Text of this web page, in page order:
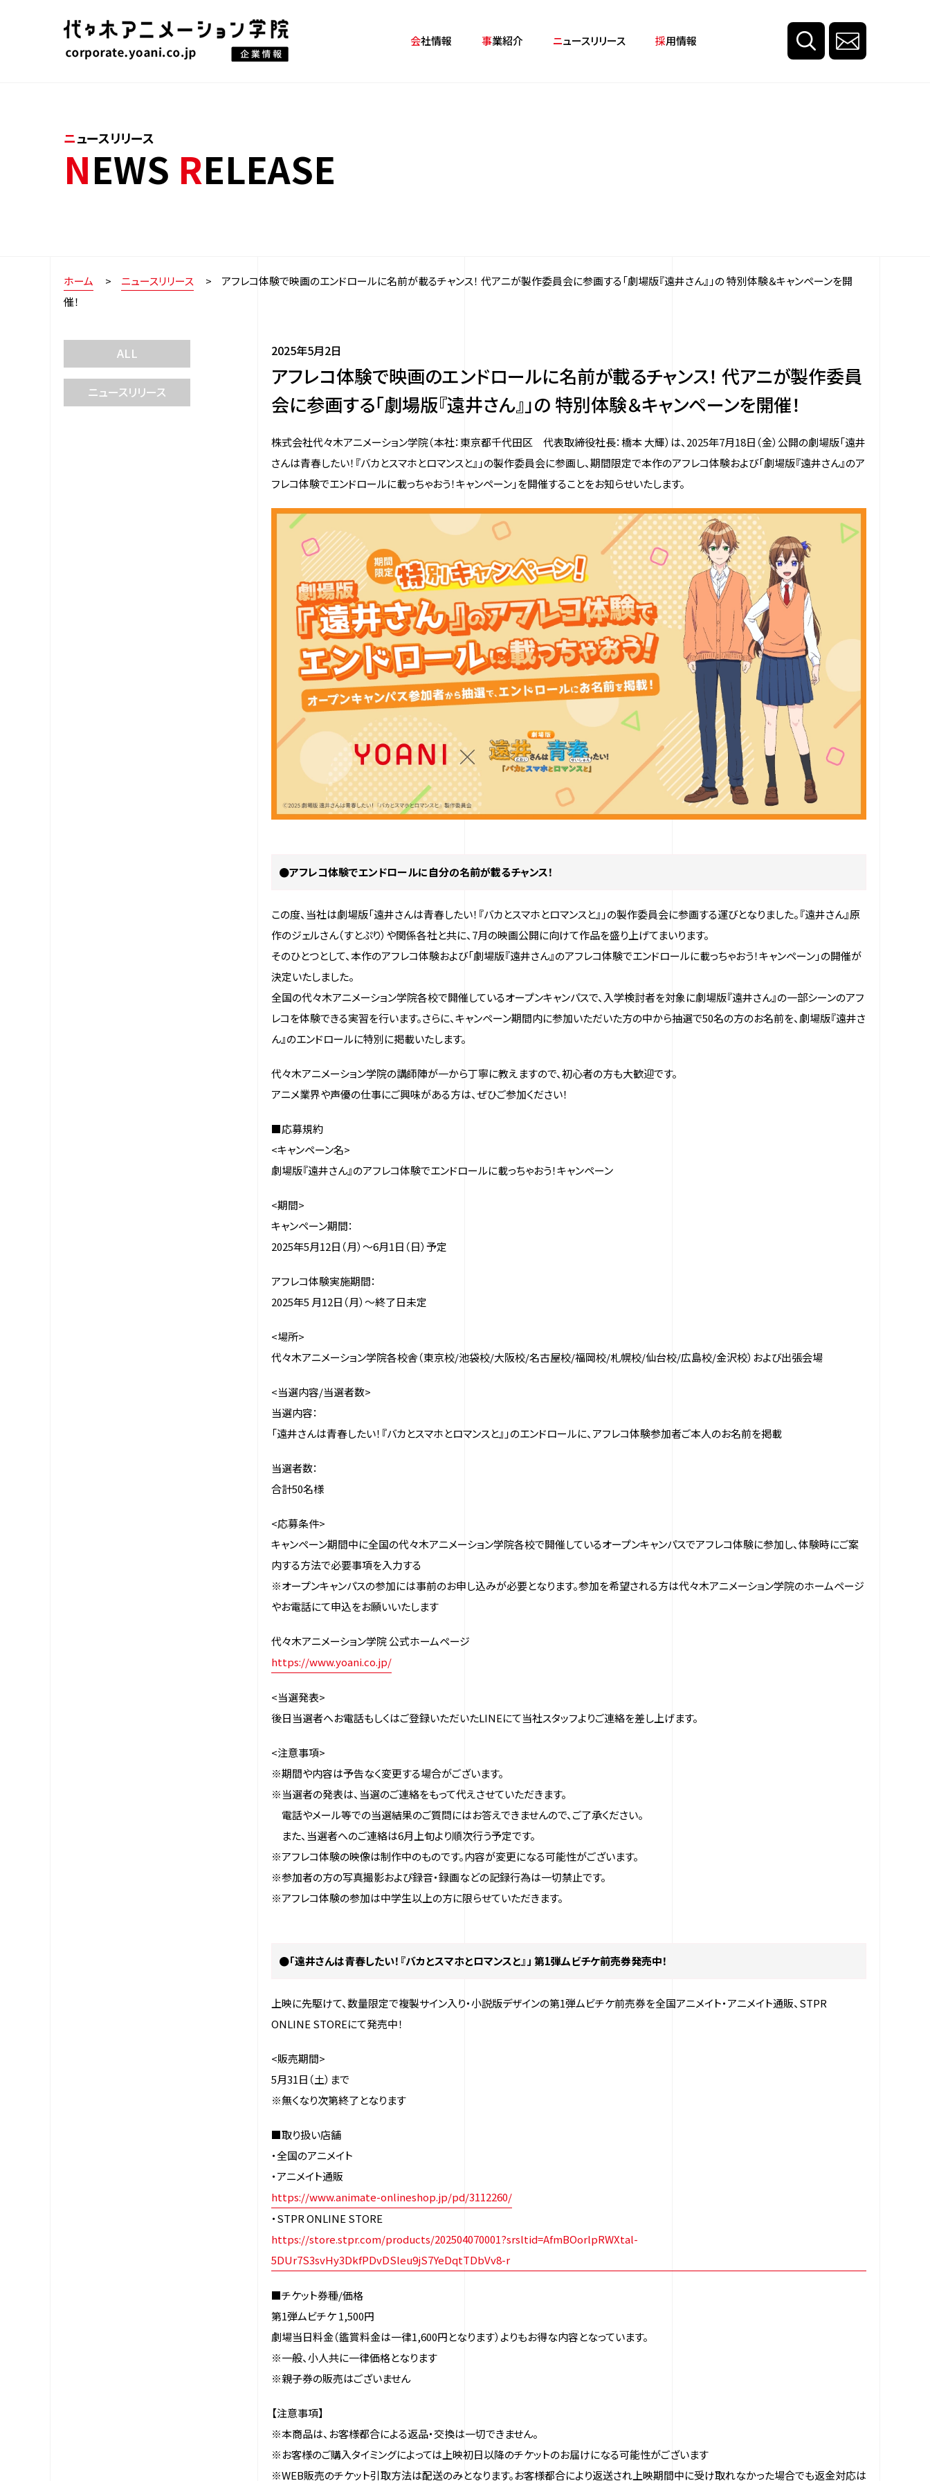
会社情報 事業紹介 ニュースリリース 採用情報
ニュースリリース
NEWS RELEASE
ホーム ニュースリリース
アフレコ体験で映画のエンドロールに名前が載るチャンス！ 代アニが製作委員会に参画する「劇場版『遠井さん』」の 特別体験＆キャンペーンを開
催！
ALL
ニュースリリース
2025年5月2日
アフレコ体験で映画のエンドロールに名前が載るチャンス！ 代アニが製作委員
会に参画する「劇場版『遠井さん』」の 特別体験＆キャンペーンを開催！
株式会社代々木アニメーション学院（本社：東京都千代田区 代表取締役社長：橋本 大輝）は、2025年7月18日（金）公開の劇場版「遠井
さんは青春したい！『バカとスマホとロマンスと』」の製作委員会に参画し、期間限定で本作のアフレコ体験および「劇場版『遠井さん』のア
フレコ体験でエンドロールに載っちゃおう！キャンペーン」を開催することをお知らせいたします。
●アフレコ体験でエンドロールに自分の名前が載るチャンス！
この度、当社は劇場版「遠井さんは青春したい！『バカとスマホとロマンスと』」の製作委員会に参画する運びとなりました。『遠井さん』原
作のジェルさん（すとぷり）や関係各社と共に、7月の映画公開に向けて作品を盛り上げてまいります。
そのひとつとして、本作のアフレコ体験および「劇場版『遠井さん』のアフレコ体験でエンドロールに載っちゃおう！キャンペーン」の開催が
決定いたしました。
全国の代々木アニメーション学院各校で開催しているオープンキャンパスで、入学検討者を対象に劇場版『遠井さん』の一部シーンのアフ
レコを体験できる実習を行います。さらに、キャンペーン期間内に参加いただいた方の中から抽選で50名の方のお名前を、劇場版『遠井さ
ん』のエンドロールに特別に掲載いたします。
代々木アニメーション学院の講師陣が一から丁寧に教えますので、初心者の方も大歓迎です。
アニメ業界や声優の仕事にご興味がある方は、ぜひご参加ください！
■応募規約
<キャンペーン名>
劇場版『遠井さん』のアフレコ体験でエンドロールに載っちゃおう！キャンペーン
<期間>
キャンペーン期間：
2025年5月12日（月）～6月1日（日）予定
アフレコ体験実施期間：
2025年5 月12日（月）～終了日未定
<場所>
代々木アニメーション学院各校舎（東京校/池袋校/大阪校/名古屋校/福岡校/札幌校/仙台校/広島校/金沢校）および出張会場
<当選内容/当選者数>
当選内容：
「遠井さんは青春したい！『バカとスマホとロマンスと』」のエンドロールに、アフレコ体験参加者ご本人のお名前を掲載
当選者数：
合計50名様
<応募条件>
キャンペーン期間中に全国の代々木アニメーション学院各校で開催しているオープンキャンパスでアフレコ体験に参加し、体験時にご案
内する方法で必要事項を入力する
※オープンキャンパスの参加には事前のお申し込みが必要となります。参加を希望される⽅は代々⽊アニメーション学院のホームページ
やお電話にて申込をお願いいたします
代々木アニメーション学院 公式ホームページ
https://www.yoani.co.jp/
<当選発表>
後日当選者へお電話もしくはご登録いただいたLINEにて当社スタッフよりご連絡を差し上げます。
<注意事項>
※期間や内容は予告なく変更する場合がございます。
※当選者の発表は、当選のご連絡をもって代えさせていただきます。
電話やメール等での当選結果のご質問にはお答えできませんので、ご了承ください。
また、当選者へのご連絡は6月上旬より順次行う予定です。
※アフレコ体験の映像は制作中のものです。内容が変更になる可能性がございます。
※参加者の方の写真撮影および録音・録画などの記録行為は一切禁止です。
※アフレコ体験の参加は中学生以上の方に限らせていただきます。
●「遠井さんは青春したい！『バカとスマホとロマンスと』」 第1弾ムビチケ前売券発売中！
上映に先駆けて、数量限定で複製サイン入り・小説版デザインの第1弾ムビチケ前売券を全国アニメイト・アニメイト通販、STPR
ONLINE STOREにて発売中！
<販売期間>
5月31日（土）まで
※無くなり次第終了となります
■取り扱い店舗
・全国のアニメイト
・アニメイト通販
https://www.animate-onlineshop.jp/pd/3112260/
・STPR ONLINE STORE
https://store.stpr.com/products/202504070001?srsltid=AfmBOorlpRWXtal-
5DUr7S3svHy3DkfPDvDSleu9jS7YeDqtTDbVv8-r
■チケット券種/価格
第1弾ムビチケ 1,500円
劇場当日料金（鑑賞料金は一律1,600円となります）よりもお得な内容となっています。
※一般、小人共に一律価格となります
※親子券の販売はございません
【注意事項】
※本商品は、お客様都合による返品・交換は一切できません。
※お客様のご購入タイミングによっては上映初日以降のチケットのお届けになる可能性がございます
※WEB販売のチケット引取方法は配送のみとなります。お客様都合により返送され上映期間中に受け取れなかった場合でも返金対応は